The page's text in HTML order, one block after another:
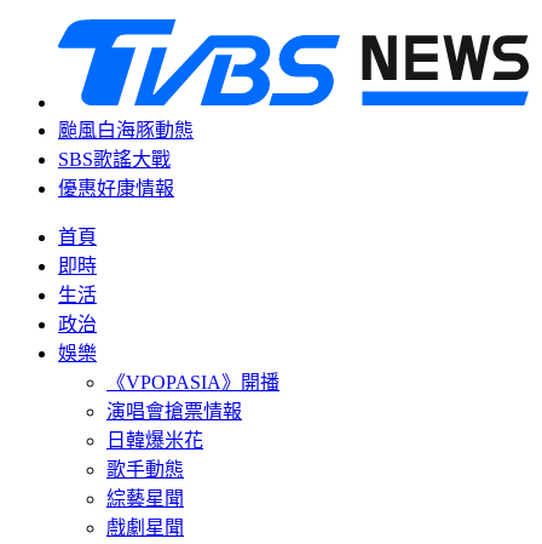
颱風白海豚動態
SBS歌謠大戰
優惠好康情報
首頁
即時
生活
政治
娛樂
《VPOPASIA》開播
演唱會搶票情報
日韓爆米花
歌手動態
綜藝星聞
戲劇星聞